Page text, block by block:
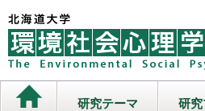
研究テーマ 研究